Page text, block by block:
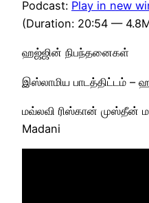
Podcast: Play in new
(Duration: 20:54 —
ஹஜ்ஜின் நிபந்தனைகள்
இஸ்லாமிய பாடத்திட்டம் –
மவ்லவி ரிஸ்கான் முஸ்தீன்
Madani